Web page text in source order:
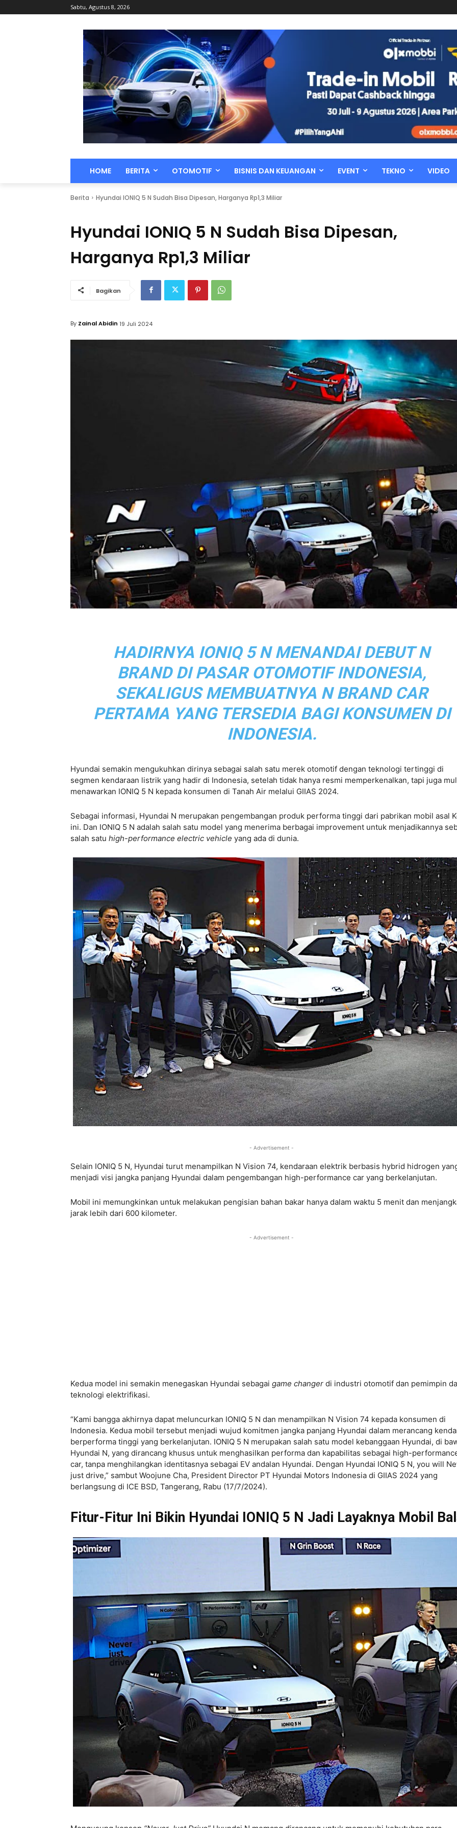
Sabtu, Agustus 8, 2026
HOME BERITA OTOMOTIF BISNIS DAN KEUANGAN EVENT TEKNO VIDEO
Berita Hyundai IONIQ 5 N Sudah Bisa Dipesan, Harganya Rp1,3 Miliar
Hyundai IONIQ 5 N Sudah Bisa Dipesan,
Harganya Rp1,3 Miliar
Bagikan
By Zainal Abidin 19 Juli 2024
HADIRNYA IONIQ 5 N MENANDAI DEBUT N
BRAND DI PASAR OTOMOTIF INDONESIA,
SEKALIGUS MEMBUATNYA N BRAND CAR
PERTAMA YANG TERSEDIA BAGI KONSUMEN DI
INDONESIA.
Hyundai semakin mengukuhkan dirinya sebagai salah satu merek otomotif dengan teknologi tertinggi di
segmen kendaraan listrik yang hadir di Indonesia, setelah tidak hanya resmi memperkenalkan, tapi juga
menawarkan IONIQ 5 N kepada konsumen di Tanah Air melalui GIIAS 2024.
Sebagai informasi, Hyundai N merupakan pengembangan produk performa tinggi dari pabrikan mobil asal
ini. Dan IONIQ 5 N adalah salah satu model yang menerima berbagai improvement untuk menjadikannya
salah satu high-performance electric vehicle yang ada di dunia.
- Advertisement -
Selain IONIQ 5 N, Hyundai turut menampilkan N Vision 74, kendaraan elektrik berbasis hybrid hidrogen
menjadi visi jangka panjang Hyundai dalam pengembangan high-performance car yang berkelanjutan.
Mobil ini memungkinkan untuk melakukan pengisian bahan bakar hanya dalam waktu 5 menit dan
jarak lebih dari 600 kilometer.
- Advertisement -
Kedua model ini semakin menegaskan Hyundai sebagai game changer di industri otomotif dan pemimpin
teknologi elektrifikasi.
“Kami bangga akhirnya dapat meluncurkan IONIQ 5 N dan menampilkan N Vision 74 kepada konsumen di
Indonesia. Kedua mobil tersebut menjadi wujud komitmen jangka panjang Hyundai dalam merancang
berperforma tinggi yang berkelanjutan. IONIQ 5 N merupakan salah satu model kebanggaan Hyundai, di
Hyundai N, yang dirancang khusus untuk menghasilkan performa dan kapabilitas sebagai high-
car, tanpa menghilangkan identitasnya sebagai EV andalan Hyundai. Dengan Hyundai IONIQ 5 N, you will
just drive,” sambut Woojune Cha, President Director PT Hyundai Motors Indonesia di GIIAS 2024 yang
berlangsung di ICE BSD, Tangerang, Rabu (17/7/2024).
Fitur-Fitur Ini Bikin Hyundai IONIQ 5 N Jadi Layaknya Mobil